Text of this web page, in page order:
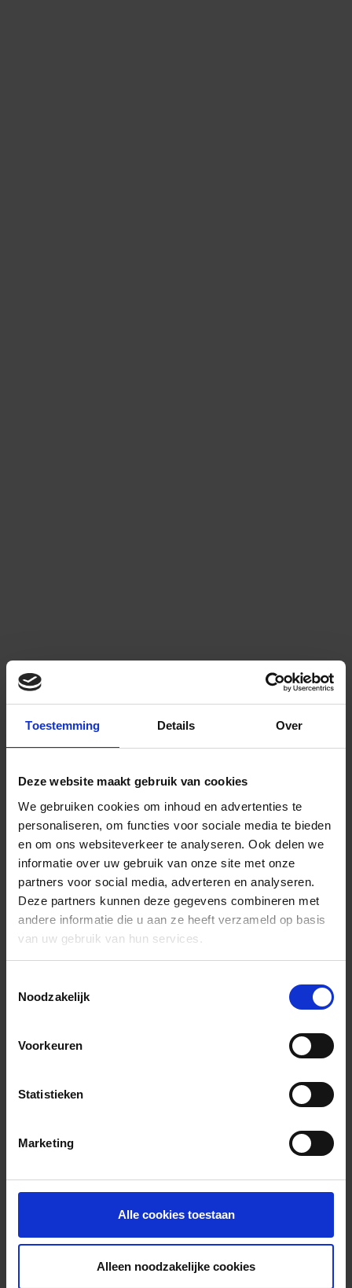
Toestemming Details Over
Deze website maakt gebruik van cookies
We gebruiken cookies om inhoud en advertenties te
personaliseren, om functies voor sociale media te bieden
en om ons websiteverkeer te analyseren. Ook delen we
informatie over uw gebruik van onze site met onze
partners voor social media, adverteren en analyseren.
Deze partners kunnen deze gegevens combineren met
andere informatie die u aan ze heeft verzameld op basis
van uw gebruik van hun services.
Noodzakelijk
Voorkeuren
Statistieken
Marketing
Alle cookies toestaan
Alleen noodzakelijke cookies